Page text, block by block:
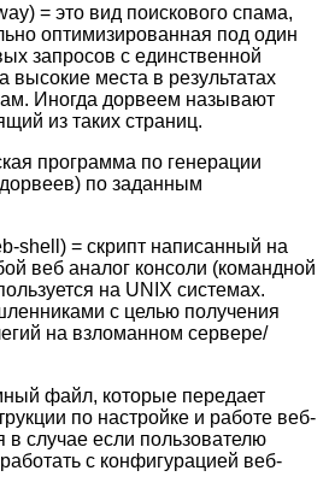
= это вид поискового спама,
оптимизированная под один
запросов с единственной
высокие места в результатах
Иногда дорвеем называют
из таких страниц.
программа по генерации
по заданным
shell) = скрипт написанный на
веб аналог консоли (командной
на UNIX системах.
с целью получения
на взломанном сервере/
файл, которые передает
по настройке и работе веб-
в случае если пользователю
с конфигурацией веб-